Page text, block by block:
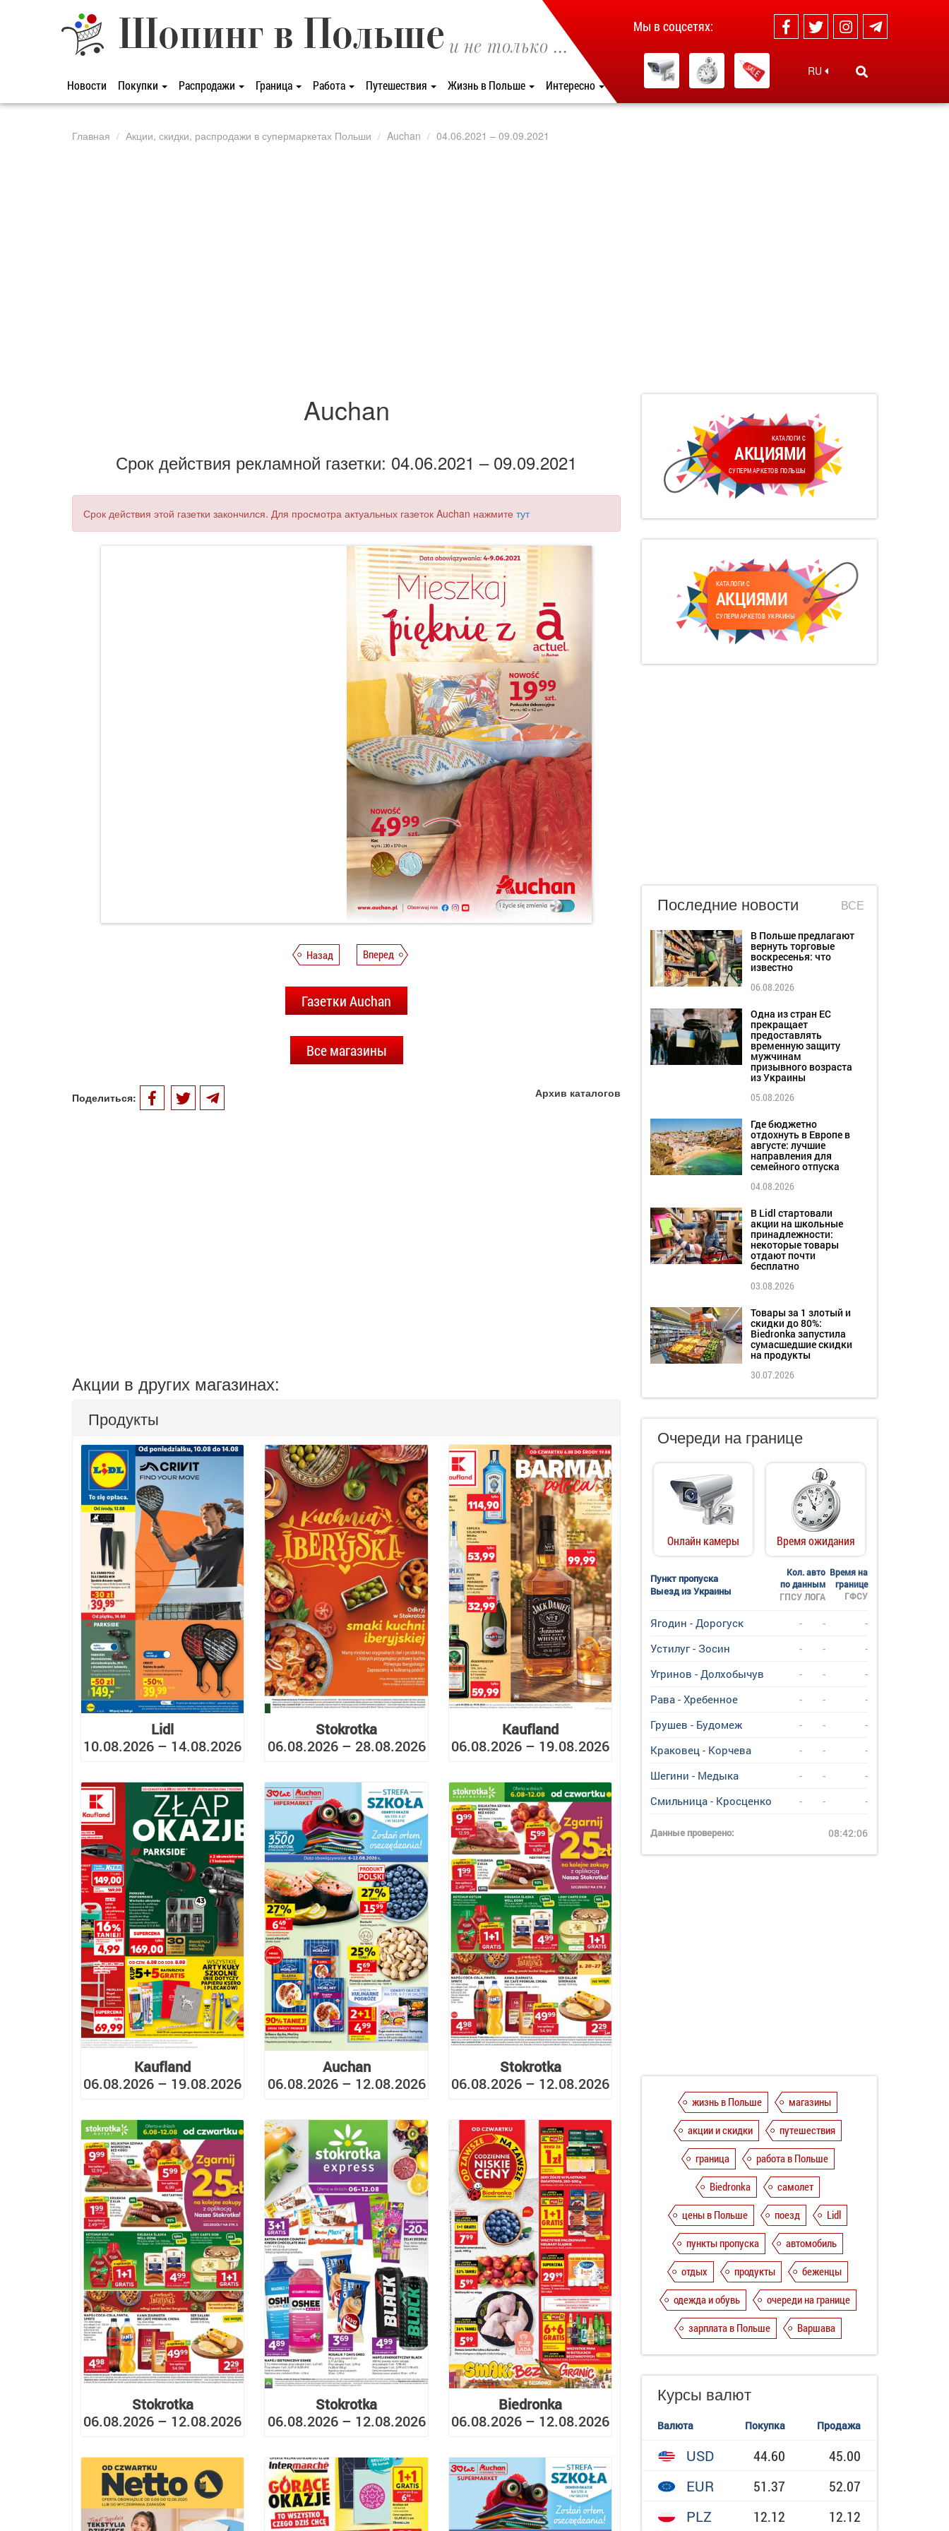
Шопинг в Польше и не только ...
Новости Покупки Распродажи Граница Работа Путешествия Жизнь в Польше Интересно
Мы в соцсетях:
RU
Главная Акции, скидки, распродажи в супермаркетах Польши Auchan 04.06.2021 – 09.09.2021
Auchan
Срок действия рекламной газетки: 04.06.2021 – 09.09.2021
Срок действия этой газетки закончился. Для просмотра актуальных газеток Auchan нажмите тут
Назад Вперед
Газетки Auchan
Все магазины
Поделиться: Архив каталогов
Акции в других магазинах:
Продукты
Lidl
10.08.2026 – 14.08.2026
Stokrotka
06.08.2026 – 28.08.2026
Kaufland
06.08.2026 – 19.08.2026
Kaufland
06.08.2026 – 19.08.2026
Auchan
06.08.2026 – 12.08.2026
Stokrotka
06.08.2026 – 12.08.2026
Stokrotka
06.08.2026 – 12.08.2026
Stokrotka
06.08.2026 – 12.08.2026
Biedronka
06.08.2026 – 12.08.2026
КАТАЛОГИ С
АКЦИЯМИ
СУПЕРМАРКЕТОВ ПОЛЬШЫ
КАТАЛОГИ С
АКЦИЯМИ
СУПЕРМАРКЕТОВ УКРАИНЫ
Последние новости ВСЕ
В Польше предлагают
вернуть торговые
воскресенья: что
известно
06.08.2026
Одна из стран ЕС
прекращает
предоставлять
временную защиту
мужчинам
призывного возраста
из Украины
05.08.2026
Где бюджетно
отдохнуть в Европе в
августе: лучшие
направления для
семейного отпуска
04.08.2026
В Lidl стартовали
акции на школьные
принадлежности:
некоторые товары
отдают почти
бесплатно
03.08.2026
Товары за 1 злотый и
скидки до 80%:
Biedronka запустила
сумасшедшие скидки
на продукты
30.07.2026
Очереди на границе
Онлайн камеры Время ожидания
Пункт пропуска
Выезд из Украины
Кол. авто
по данным
Время на
границе
ГФСУ
ГПСУ ЛОГА
Ягодин - Дорогуск - -
-
Устилуг - Зосин
- -
-
Угринов - Долхобычув
- -
-
Рава - Хребенное
- -
-
Грушев - Будомеж
- -
-
Краковец - Корчева
- -
-
Шегини - Медыка
- -
-
Смильница - Кросценко
- - -
Данные проверено: 08:42:06
жизнь в Польше
магазины
акции и скидки
путешествия
граница
работа в Польше
Biedronka
самолет
цены в Польше
поезд
Lidl
пункты пропуска
автомобиль
отдых
продукты
беженцы
одежда и обувь
очереди на границе
зарплата в Польше
Варшава
Курсы валют
Валюта Покупка Продажа
USD 44.60
45.00
EUR
51.37
52.07
PLZ
12.12 12.12